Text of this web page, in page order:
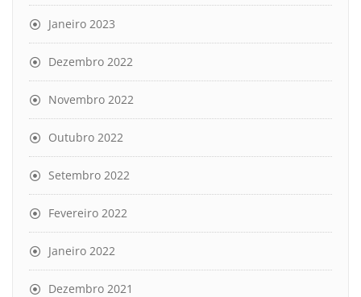
Janeiro 2023
Dezembro 2022
Novembro 2022
Outubro 2022
Setembro 2022
Fevereiro 2022
Janeiro 2022
Dezembro 2021